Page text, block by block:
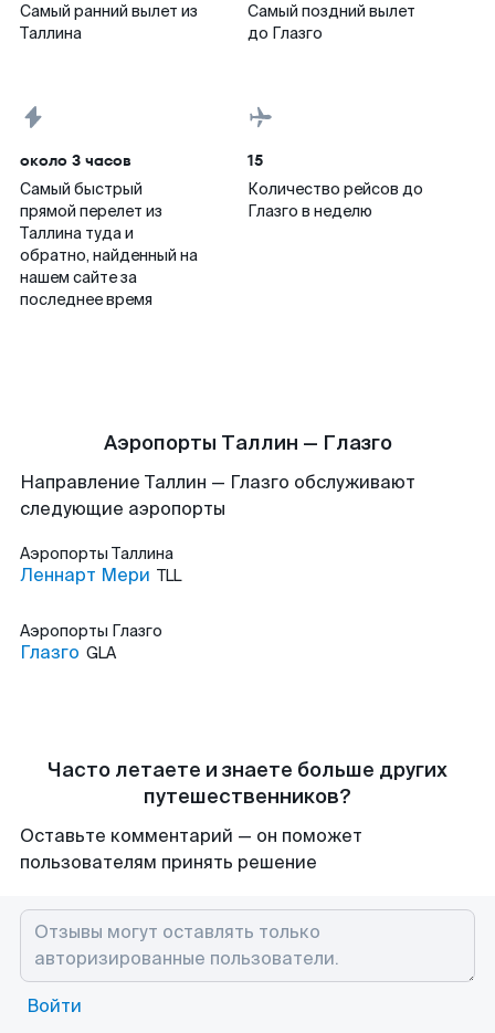
Самый ранний вылет из
Таллина
Самый поздний вылет
до Глазго
около 3 часов
Самый быстрый
прямой перелет из
Таллина туда и
обратно, найденный на
нашем сайте за
последнее время
15
Количество рейсов до
Глазго в неделю
Аэропорты Таллин — Глазго
Направление Таллин — Глазго обслуживают
следующие аэропорты
Аэропорты Таллина
Леннарт Мери TLL
Аэропорты Глазго
Глазго GLA
Часто летаете и знаете больше других
путешественников?
Оставьте комментарий — он поможет
пользователям принять решение
Войти